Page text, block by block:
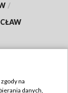
/
na
danych,